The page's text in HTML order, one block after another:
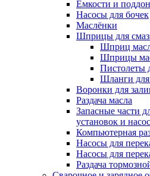
Емкости и
Насосы для бочек
Маслёнки
Шприцы для
Шприц
Шприцы
Пистолеты
Шланги
Воронки для
Раздача масла
Запасные части
установок и
Компьютерная
Насосы для
Насосы для
Раздача